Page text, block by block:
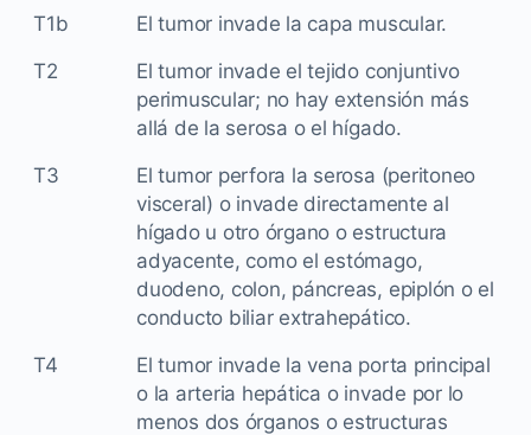
T1b
El tumor invade la capa muscular.
T2
El tumor invade el tejido conjuntivo
perimuscular; no hay extensión más
allá de la serosa o el hígado.
T3
El tumor perfora la serosa (peritoneo
visceral) o invade directamente al
hígado u otro órgano o estructura
adyacente, como el estómago,
duodeno, colon, páncreas, epiplón o el
conducto biliar extrahepático.
T4
El tumor invade la vena porta principal
o la arteria hepática o invade por lo
menos dos órganos o estructuras